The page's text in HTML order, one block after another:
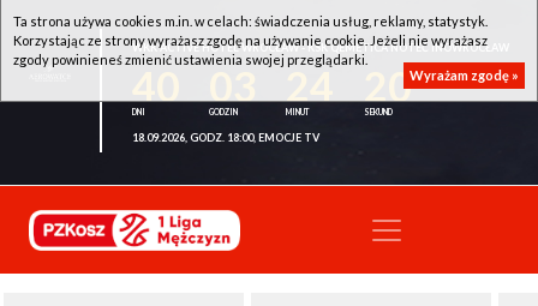
WKK ACTIVE HOTEL WROCŁAW - KSK QEMETICA NOTEĆ INOWROCŁAW
20
18.09.2026, GODZ. 18:00, EMOCJE TV
Ta strona używa cookies m.in. w celach: świadczenia usług, reklamy, statystyk.
Korzystając ze strony wyrażasz zgodę na używanie cookie. Jeżeli nie wyrażasz
zgody powinieneś zmienić ustawienia swojej przeglądarki.
Wyrażam zgodę »